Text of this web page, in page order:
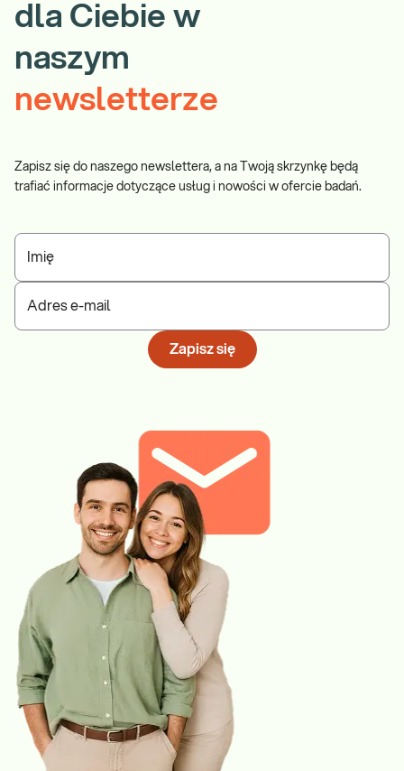
dla Ciebie w
naszym
newsletterze
Zapisz się do naszego newslettera, a na Twoją skrzynkę będą
trafiać informacje dotyczące usług i nowości w ofercie badań.
Imię
Adres e-mail
Zapisz się